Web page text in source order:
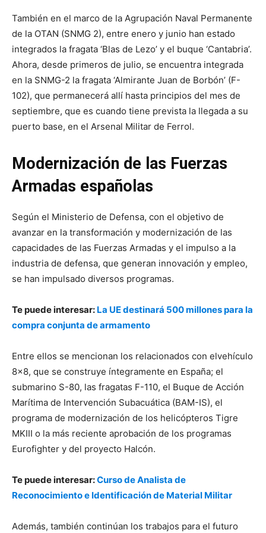
También en el marco de la Agrupación Naval Permanente
de la OTAN (SNMG 2), entre enero y junio han estado
integrados la fragata ‘Blas de Lezo’ y el buque ‘Cantabria’.
Ahora, desde primeros de julio, se encuentra integrada
en la SNMG-2 la fragata ‘Almirante Juan de Borbón’ (F-
102), que permanecerá allí hasta principios del mes de
septiembre, que es cuando tiene prevista la llegada a su
puerto base, en el Arsenal Militar de Ferrol.
Modernización de las Fuerzas
Armadas españolas
Según el Ministerio de Defensa, con el objetivo de
avanzar en la transformación y modernización de las
capacidades de las Fuerzas Armadas y el impulso a la
industria de defensa, que generan innovación y empleo,
se han impulsado diversos programas.
Te puede interesar: La UE destinará 500 millones para la
compra conjunta de armamento
Entre ellos se mencionan los relacionados con elvehículo
8×8, que se construye íntegramente en España; el
submarino S-80, las fragatas F-110, el Buque de Acción
Marítima de Intervención Subacuática (BAM-IS), el
programa de modernización de los helicópteros Tigre
MKIII o la más reciente aprobación de los programas
Eurofighter y del proyecto Halcón.
Te puede interesar:Curso de Analista de
Reconocimiento e Identificación de Material Militar
Además, también continúan los trabajos para el futuro